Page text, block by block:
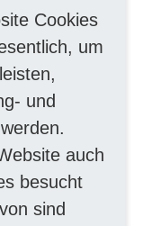
(m/w/d)
-
(m/w/d)
Cookies
um
und
auch
besucht
sind